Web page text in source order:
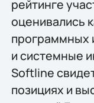
рейтинге
оценивались
программных
и системные
Softline
позициях и